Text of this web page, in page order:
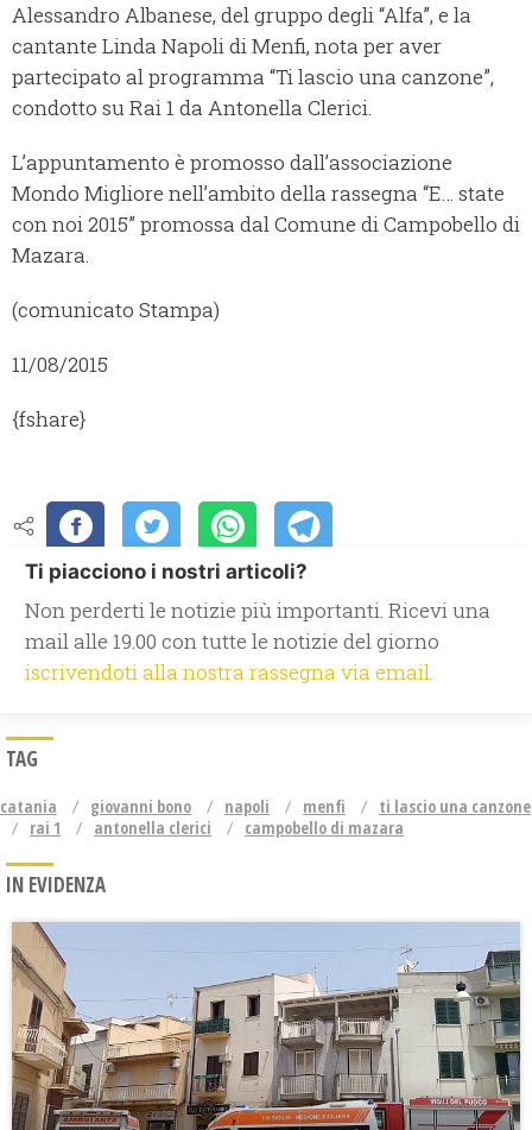
Alessandro Albanese, del gruppo degli “Alfa”, e la
cantante Linda Napoli di Menfi, nota per aver
partecipato al programma “Ti lascio una canzone”,
condotto su Rai 1 da Antonella Clerici.
L’appuntamento è promosso dall’associazione
Mondo Migliore nell’ambito della rassegna “E… state
con noi 2015” promossa dal Comune di Campobello di
Mazara.
(comunicato Stampa)
11/08/2015
{fshare}
Ti piacciono i nostri articoli?
Non perderti le notizie più importanti. Ricevi una
mail alle 19.00 con tutte le notizie del giorno
iscrivendoti alla nostra rassegna via email.
TAG
catania giovanni bono napoli menfi
ti lascio una canzone
rai 1
antonella clerici campobello di mazara
IN EVIDENZA